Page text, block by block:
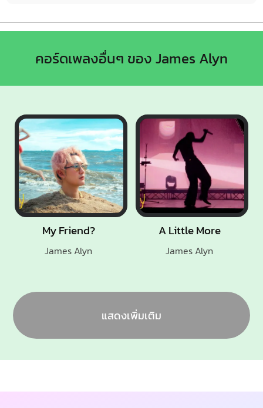
คอร์ดเพลงอื่นๆ ของ James Alyn
A Little More
James Alyn
My Friend?
James Alyn
แสดงเพิ่มเติม